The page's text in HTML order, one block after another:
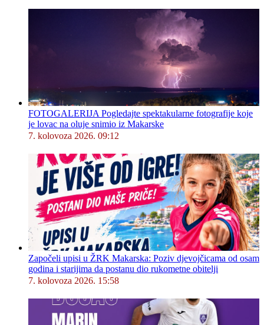
FOTOGALERIJA Pogledajte spektakularne fotografije koje
je lovac na oluje snimio iz Makarske
7. kolovoza 2026. 09:12
Započeli upisi u ŽRK Makarska: Poziv djevojčicama od osam
godina i starijima da postanu dio rukometne obitelji
7. kolovoza 2026. 15:58